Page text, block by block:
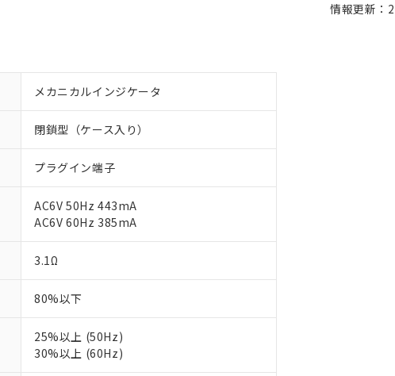
情報更新：
メカニカルインジケータ
閉鎖型（ケース入り）
プラグイン端子
AC6V 50Hz 443mA
AC6V 60Hz 385mA
3.1Ω
80%以下
25%以上 (50Hz)
30%以上 (60Hz)